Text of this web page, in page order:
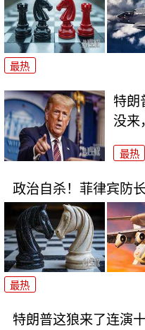
最热
特朗
没来
最热
政治自杀！菲律宾防
最热
特朗普这狼来了连演